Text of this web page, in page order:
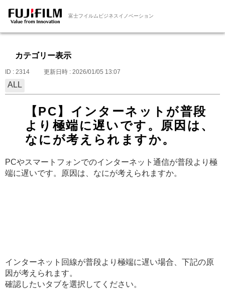
富士フイルムビジネスイノベーション
カテゴリー表示
ID : 2314 更新日時 : 2026/01/05 13:07
ALL
【PC】インターネットが普段
より極端に遅いです。原因は、
なにが考えられますか。
PCやスマートフォンでのインターネット通信が普段より極
端に遅いです。原因は、なにが考えられますか。
インターネット回線が普段より極端に遅い場合、下記の原
因が考えられます。
確認したいタブを選択してください。